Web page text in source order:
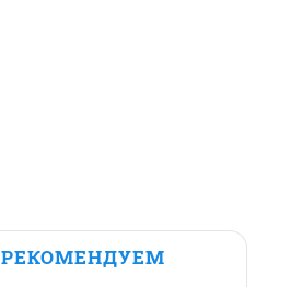
РЕКОМЕНДУЕМ